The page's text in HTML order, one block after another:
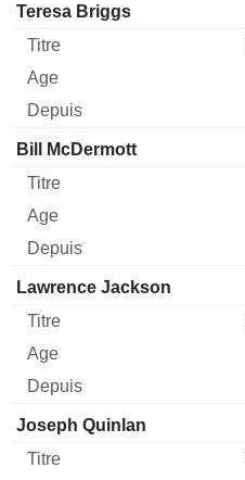
Teresa Briggs
Bill McDermott
Lawrence Jackson
Joseph Quinlan